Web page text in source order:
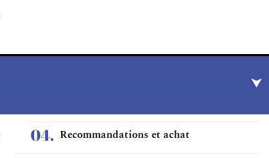
Recommandations et achat